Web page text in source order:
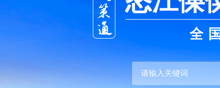
全